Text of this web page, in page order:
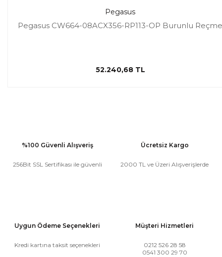
Pegasus
Pegasus CW664-08ACX356-RP113-OP Burunlu Reçme
52.240,68 TL
%100 Güvenli Alışveriş
256Bit SSL Sertifikası ile güvenli
Ücretsiz Kargo
2000 TL ve Üzeri Alışverişlerde
Uygun Ödeme Seçenekleri
Kredi kartına taksit seçenekleri
Müşteri Hizmetleri
0212 526 28 58
0541 300 29 70